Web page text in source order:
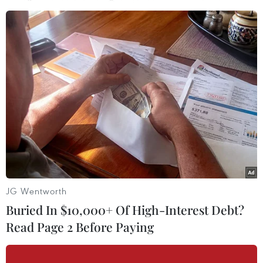
[Chuyến tàu nghĩa tình đưa hàng nghìn công
nhân Bình Dương về ăn Tết]
Có mặt tại buổi tiễn công nhân về quê đón Tết,
lãnh đạo thành phố Hà Nội, tổ chức Công đoàn
Thủ đô đã lì xì cho con công nhân lao động;
đồng thời gửi lời chúc tốt đẹp nhất đến gia đình
dịp Tết đến Xuân về, mong muốn công nhân lao
động sau khi về quê ăn Tết trở lại đúng hẹn để
bắt tay vào sản xuất.
JG Wentworth
Buried In $10,000+ Of High-Interest Debt?
Read Page 2 Before Paying